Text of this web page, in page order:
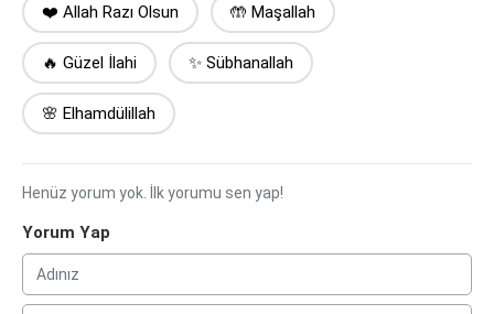
❤️ Allah Razı Olsun 🤲 Maşallah
🔥 Güzel İlahi ✨ Sübhanallah
🌸 Elhamdülillah
Henüz yorum yok. İlk yorumu sen yap!
Yorum Yap